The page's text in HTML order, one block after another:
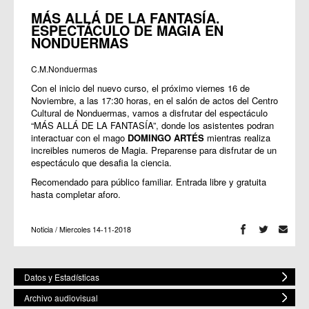
MÁS ALLÁ DE LA FANTASÍA.
ESPECTÁCULO DE MAGIA EN
NONDUERMAS
C.M.Nonduermas
Con el inicio del nuevo curso, el próximo viernes 16 de
Noviembre, a las 17:30 horas, en el salón de actos del Centro
Cultural de Nonduermas, vamos a disfrutar del espectáculo
“MÁS ALLÁ DE LA FANTASÍA”, donde los asistentes podran
interactuar con el mago DOMINGO ARTÉS mientras realiza
increibles numeros de Magia. Preparense para disfrutar de un
espectáculo que desafia la ciencia.
Recomendado para público familiar. Entrada libre y gratuita
hasta completar aforo.
Noticia / Miercoles 14-11-2018
Datos y Estadísticas
Archivo audiovisual